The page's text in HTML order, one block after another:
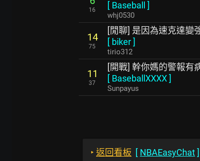
16
[ Baseball ]
whj0530
14
75
[閒聊] 是因為速克達變
[ biker]
tirio312
11
37
[開戰] 幹你媽的警報有
[ BaseballXXXX]
Sunpayus
‣ 返回看板 [ NBAEasyChat]